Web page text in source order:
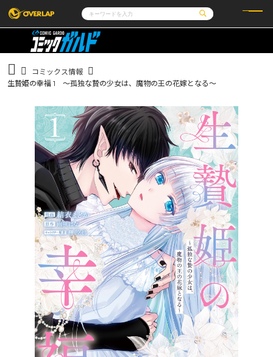
コミック
コミッククリエ
LiQulle
ラブパルフェ
ライトノベル
ロサージュノベルス
その他
ゲーム
通販・NEWS
企業
会社概要
採用情報
アクセス
オーバーラップホールディングス
お問い合わせはこちら
オーバーラップ文庫
オーバーラップノベルス
オーバーラップノベルスf
ロサージュノベルス
コミックガルド
コミックス情報
生贄姫の幸福 1 ～孤独な贄の少女は、魔物の王の花嫁となる～